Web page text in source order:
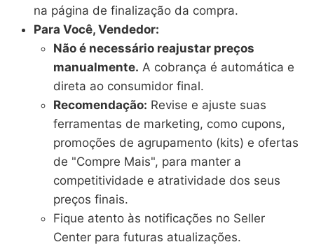
na página de finalização da compra.
Para Você, Vendedor:
Não é necessário reajustar preços
manualmente. A cobrança é automática e
direta ao consumidor final.
Recomendação: Revise e ajuste suas
ferramentas de marketing, como cupons,
promoções de agrupamento (kits) e ofertas
de "Compre Mais", para manter a
competitividade e atratividade dos seus
preços finais.
Fique atento às notificações no Seller
Center para futuras atualizações.